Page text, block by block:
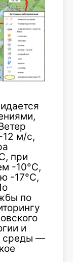
12 м/с,
при
-10°С,
-17°С,
по
и
среды —